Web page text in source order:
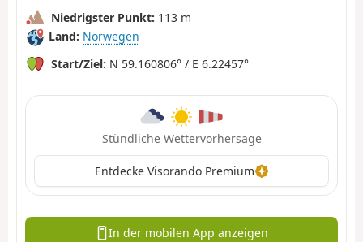
Niedrigster Punkt: 113 m
Land: Norwegen
Start/Ziel: N 59.160806° / E 6.22457°
Stündliche Wettervorhersage
Entdecke Visorando Premium
In der mobilen App anzeigen